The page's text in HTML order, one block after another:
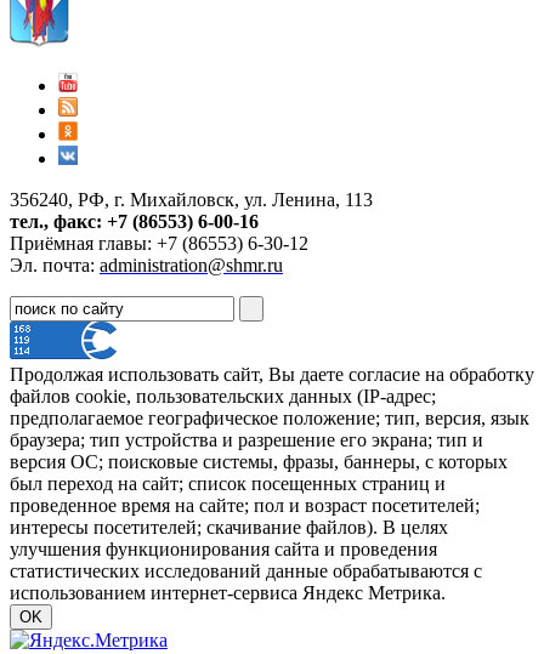
356240, РФ, г. Михайловск, ул. Ленина, 113
тел., факс: +7 (86553) 6-00-16
Приёмная главы: +7 (86553) 6-30-12
Эл. почта: administration@shmr.ru
Продолжая использовать сайт, Вы даете согласие на обработку
файлов cookie, пользовательских данных (IP-адрес;
предполагаемое географическое положение; тип, версия, язык
браузера; тип устройства и разрешение его экрана; тип и
версия ОС; поисковые системы, фразы, баннеры, с которых
был переход на сайт; список посещенных страниц и
проведенное время на сайте; пол и возраст посетителей;
интересы посетителей; скачивание файлов). В целях
улучшения функционирования сайта и проведения
статистических исследований данные обрабатываются с
использованием интернет-сервиса Яндекс Метрика.
OK